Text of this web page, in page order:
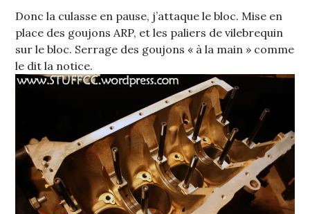
Donc la culasse en pause, j’attaque le bloc. Mise en
place des goujons ARP, et les paliers de vilebrequin
sur le bloc. Serrage des goujons « à la main » comme
le dit la notice.